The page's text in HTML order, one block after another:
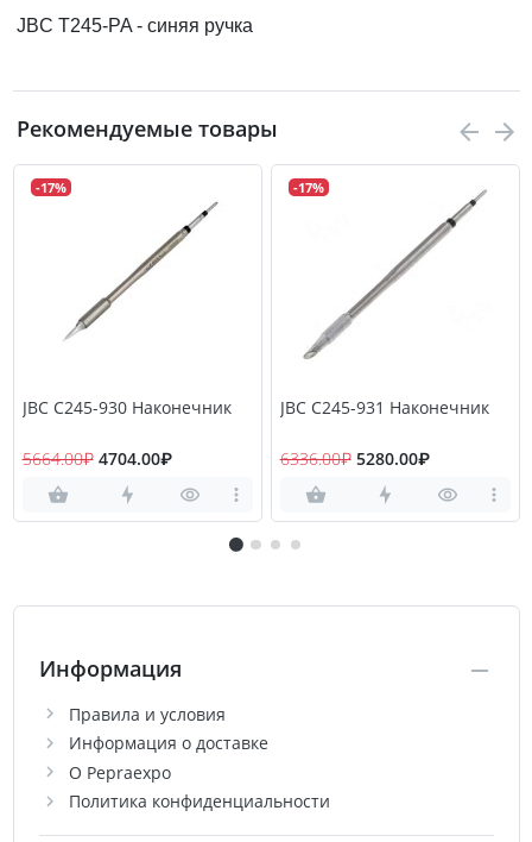
JBC T245-PA - синяя ручка
Рекомендуемые товары
-17%
JBC C245-930 Наконечник
5664.00₽ 4704.00₽
-17%
JBC C245-931 Наконечник
6336.00₽ 5280.00₽
Информация
Правила и условия
Информация о доставке
О Pepraexpo
Политика конфиденциальности